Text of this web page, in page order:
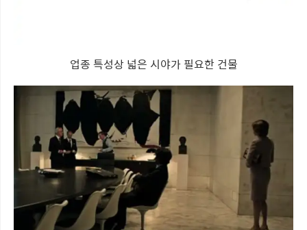
업종 특성상 넓은 시야가 필요한 건물